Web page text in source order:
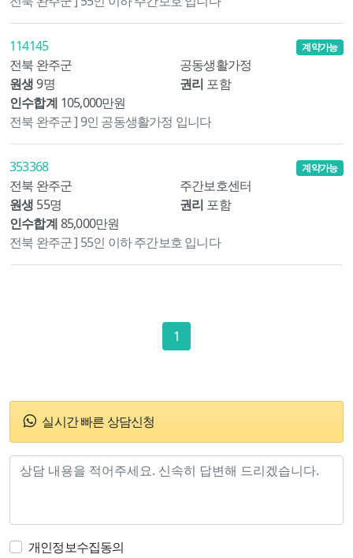
실시간 빠른 상담신청
개인정보수집동의
114145
전북 완주군
공동생활가정
원생 9명 권리 포함
인수합계 105,000만원
계약가능
전북 완주군 ] 9인 공동생활가정 입니다
353368
전북 완주군
주간보호센터
원생 55명 권리 포함
인수합계85,000만원
계약가능
전북 완주군 ] 55인 이하 주간보호 입니다
1